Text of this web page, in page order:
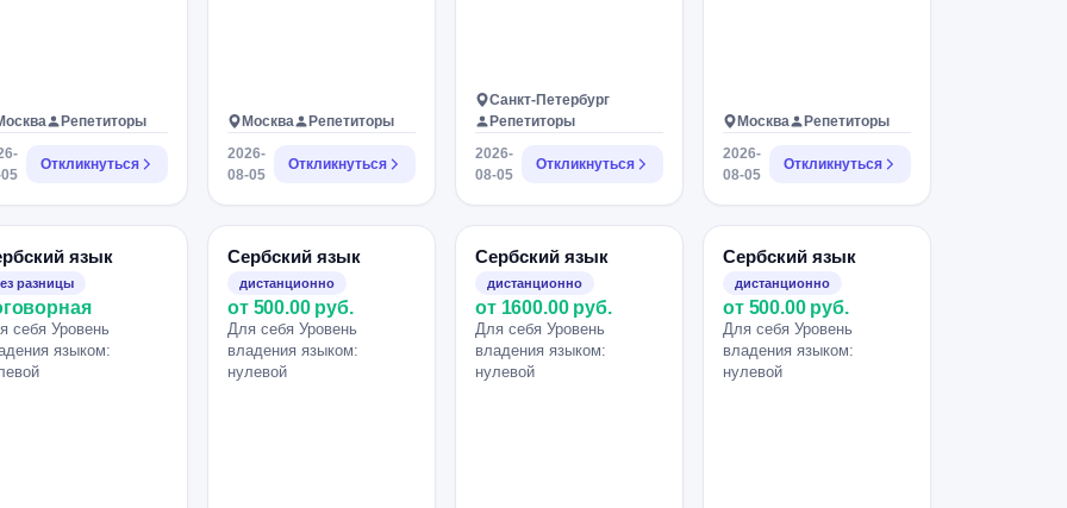
Репетиторы
Откликнуться
Москва
Репетиторы
2026-
08-05
Откликнуться
Санкт-Петербург
Репетиторы
2026-
08-05
Откликнуться
Москва
Репетиторы
2026-
08-05
Откликнуться
язык
разницы
себя Уровень
языком:
Сербский язык
дистанционно
от 500.00 руб.
Для себя Уровень
владения языком:
нулевой
Сербский язык
дистанционно
от 1600.00 руб.
Для себя Уровень
владения языком:
нулевой
Сербский язык
дистанционно
от 500.00 руб.
Для себя Уровень
владения языком:
нулевой